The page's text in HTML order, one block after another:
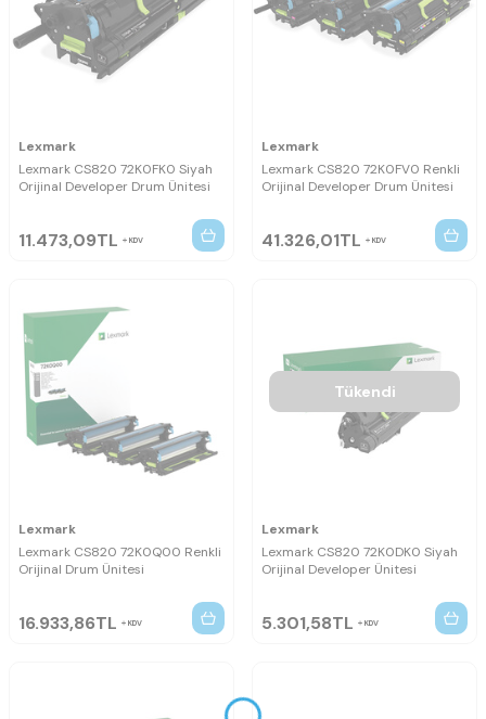
Lexmark
Lexmark CS820 72K0FK0 Siyah
Orijinal Developer Drum Ünitesi
11.473,09TL KDV
Lexmark
Lexmark CS820 72K0FV0 Renkli
Orijinal Developer Drum Ünitesi
41.326,01TL KDV
Lexmark
Lexmark CS820 72K0Q00 Renkli
Orijinal Drum Ünitesi
16.933,86TL KDV
Tükendi
Lexmark
Lexmark CS820 72K0DK0 Siyah
Orijinal Developer Ünitesi
5.301,58TL KDV